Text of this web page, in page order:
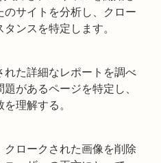
のサイトを分析し、クロー
ンスを特定します。
れた詳細なレポートを調べ
があるページを特定し、
理解する。
クロークされた画像を削除